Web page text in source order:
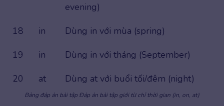
evening)
18
in
Dùng in với mùa (spring)
19
in
Dùng in với tháng (September)
20
at Dùng at với buổi tối/đêm (night)
Bảng đáp án bài tập Đáp án bài tập giới từ chỉ thời gian (in, on, at)